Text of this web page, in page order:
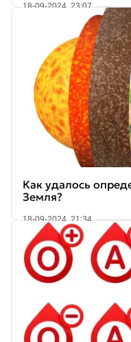
18-09-2024, 23:07
Как удалось
Земля?
18-09-2024, 21:34